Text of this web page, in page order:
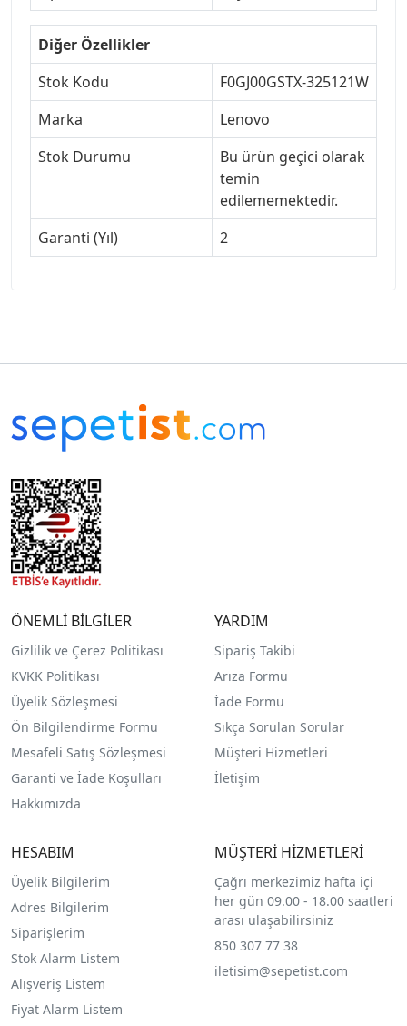
Diğer Özellikler
Stok Kodu
F0GJ00GSTX-325121W
Marka
Lenovo
Stok Durumu
Bu ürün geçici olarak
temin
edilememektedir.
Garanti (Yıl)
2
ÖNEMLİ BİLGİLER
Gizlilik ve Çerez Politikası
KVKK Politikası
Üyelik Sözleşmesi
Ön Bilgilendirme Formu
Mesafeli Satış Sözleşmesi
Garanti ve İade Koşulları
Hakkımızda
YARDIM
Sipariş Takibi
Arıza Formu
İade Formu
Sıkça Sorulan Sorular
Müşteri Hizmetleri
İletişim
HESABIM
Üyelik Bilgilerim
Adres Bilgilerim
Siparişlerim
Stok Alarm Listem
Alışveriş Listem
Fiyat Alarm Listem
MÜŞTERİ HİZMETLERİ
Çağrı merkezimiz hafta içi
her gün 09.00 - 18.00 saatleri
arası ulaşabilirsiniz
850 307 77 38
iletisim@sepetist.com